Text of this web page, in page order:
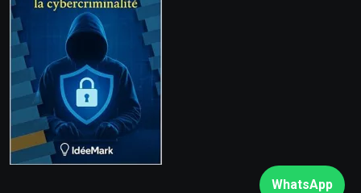
WhatsApp